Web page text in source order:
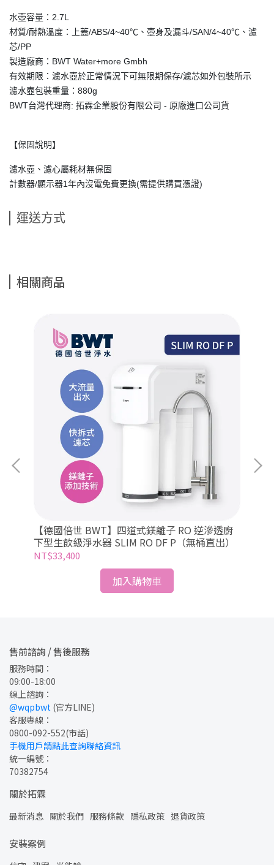
水壺容量：2.7L
材質/耐熱溫度：上蓋/ABS/4~40℃、壺身及漏斗/SAN/4~40℃、濾
芯/PP
製造廠商：BWT Water+more Gmbh
有效期限：濾水壺於正常情況下可無限期保存/濾芯如外包裝所示
濾水壺包裝重量：880g
BWT台灣代理商: 拓霖企業股份有限公司 - 原廠進口公司貨
【保固說明】
濾水壺、濾心屬耗材無保固
計數器/顯示器1年內沒電免費更換(需提供購買憑證)
運送方式
相關商品
【德國倍世 BWT】四道式鎂離子 RO 逆滲透廚
下型生飲級淨水器 SLIM RO DF P（無桶直出）
NT$33,400
加入購物車
售前諮詢 / 售後服務
服務時間：
09:00-18:00
線上諮詢：
@wqpbwt (官方LINE)
客服專線：
0800-092-552(市話)
手機用戶請點此查詢聯絡資訊
統一編號：
70382754
關於拓霖
最新消息 關於我們 服務條款 隱私政策 退貨政策
安裝案例